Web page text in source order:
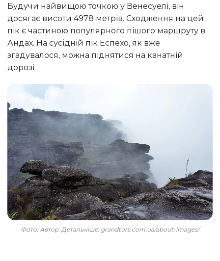
Будучи найвищою точкою у Венесуелі, він
досягає висоти 4978 метрів. Сходження на цей
пік є частиною популярного пішого маршруту в
Андах. На сусідній пік Еспехо, як вже
згадувалося, можна піднятися на канатній
дорозі.
Фото: Автор. Детальніше: grandturs.com.ua/about-images/